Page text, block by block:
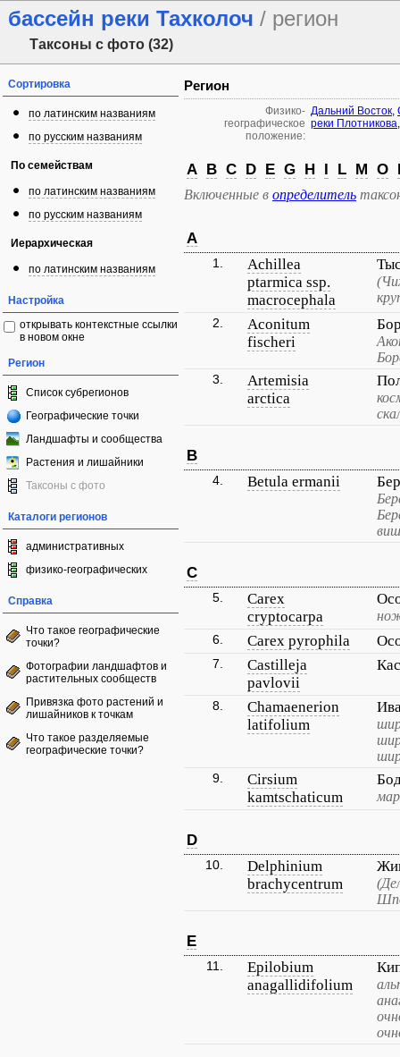
бассейн реки Тахколоч / регион
Таксоны с фото (32)
Сортировка
по латинским названиям
по русским названиям
По семействам
по латинским названиям
по русским названиям
Иерархическая
по латинским названиям
Настройка
открывать контекстные ссылки
в новом окне
Регион
Список субрегионов
Географические точки
Ландшафты и сообщества
Растения и лишайники
Таксоны с фото
Каталоги регионов
административных
физико-географических
Справка
Что такое географические
точки?
Фотографии ландшафтов и
растительных сообществ
Привязка фото растений и
лишайников к точкам
Что такое разделяемые
географические точки?
Регион
Физико-
географическое
положение:
Дальний Восток,
реки Плотникова
A B C D E G H I L M O
Включенные в определитель
A
1.
Achillea
ptarmica ssp.
macrocephala
2.
Aconitum
fischeri
3.
Artemisia
arctica
B
4. Betula ermanii
C
5.
Carex
cryptocarpa
6. Carex pyrophila
7.
Castilleja
pavlovii
8.
Chamaenerion
latifolium
9.
Cirsium
kamtschaticum
D
10.
Delphinium
brachycentrum
E
11.
Epilobium
anagallidifolium